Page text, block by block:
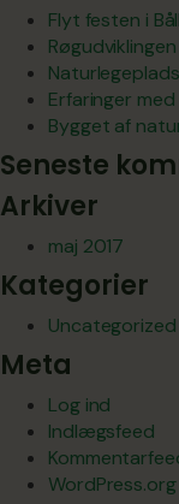
Flyt festen i
Erfaringer
Bygget af
Seneste
Arkiver
maj 2017
Kategorier
Uncategorized
Meta
Log ind
Indlægsfeed
WordPress.org